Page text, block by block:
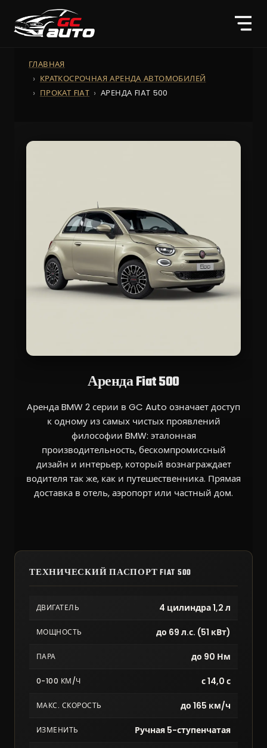
ГЛАВНАЯ
КРАТКОСРОЧНАЯ АРЕНДА АВТОМОБИЛЕЙ
ПРОКАТ FIAT
АРЕНДА FIAT 500
Аренда Fiat 500
Аренда BMW 2 серии в GC Auto означает доступ
к одному из самых чистых проявлений
философии BMW: эталонная
производительность, бескомпромиссный
дизайн и интерьер, который вознаграждает
водителя так же, как и путешественника. Прямая
доставка в отель, аэропорт или частный дом.
ТЕХНИЧЕСКИЙ ПАСПОРТ FIAT 500
ДВИГАТЕЛЬ 4 цилиндра 1,2 л
МОЩНОСТЬ до 69 л.с. (51 кВт)
ПАРА до 90 Нм
0-100 КМ/Ч с 14,0 с
МАКС. СКОРОСТЬ до 165 км/ч
ИЗМЕНИТЬ Ручная 5-ступенчатая